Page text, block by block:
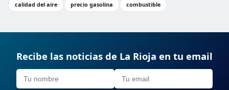
calidad del aire
precio gasolina combustible
Recibe las noticias de La Rioja en tu email